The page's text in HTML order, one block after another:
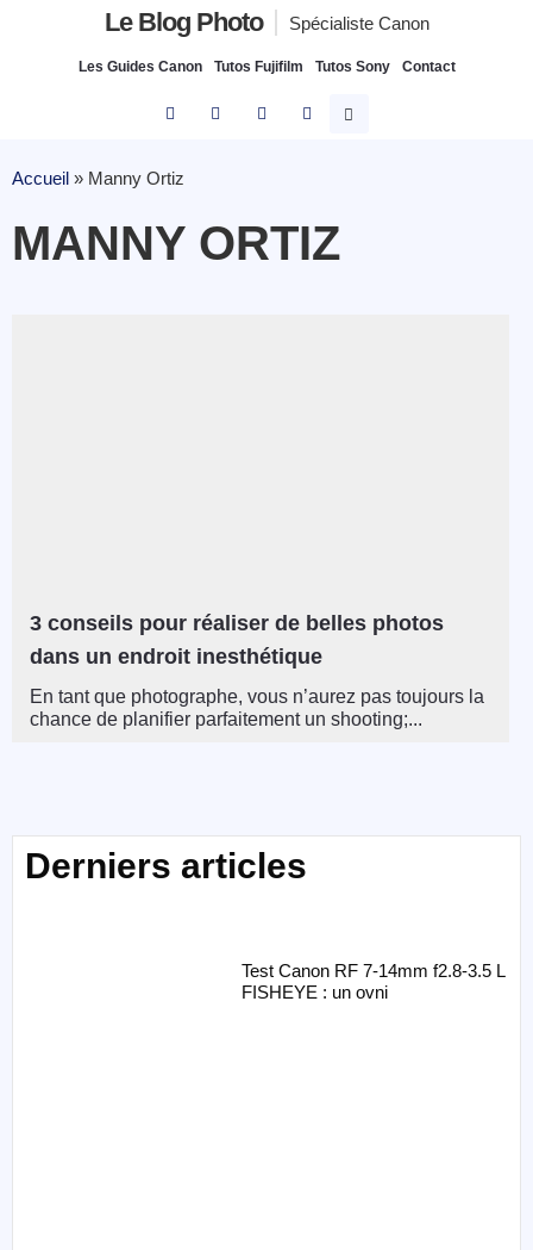
Le Blog Photo Spécialiste Canon
Les Guides Canon Tutos Fujifilm Tutos Sony Contact
Accueil » Manny Ortiz
MANNY ORTIZ
3 conseils pour réaliser de belles photos
dans un endroit inesthétique
En tant que photographe, vous n’aurez pas toujours la
chance de planifier parfaitement un shooting;...
Derniers articles
Test Canon RF 7-14mm f2.8-3.5 L
FISHEYE : un ovni